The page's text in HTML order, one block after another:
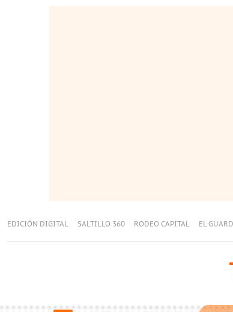
EDICIÓN DIGITAL SALTILLO 360 RODEO CAPITAL EL